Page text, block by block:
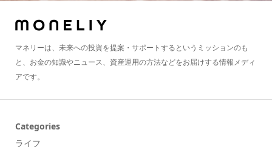
マネリーは、未来への投資を提案・サポートするというミッションのも
と、お金の知識やニュース、資産運用の方法などをお届けする情報メディ
アです。
Categories
ライフ